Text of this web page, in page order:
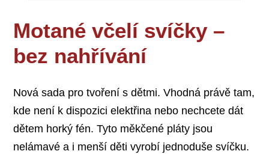
Motané včelí svíčky –
bez nahřívání
Nová sada pro tvoření s dětmi. Vhodná právě tam,
kde není k dispozici elektřina nebo nechcete dát
dětem horký fén. Tyto měkčené pláty jsou
nelámavé a i menší děti vyrobí jednoduše svíčku.